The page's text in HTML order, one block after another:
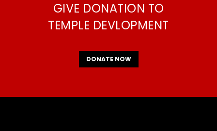
GIVE DONATION TO
TEMPLE DEVLOPMENT
DONATE NOW